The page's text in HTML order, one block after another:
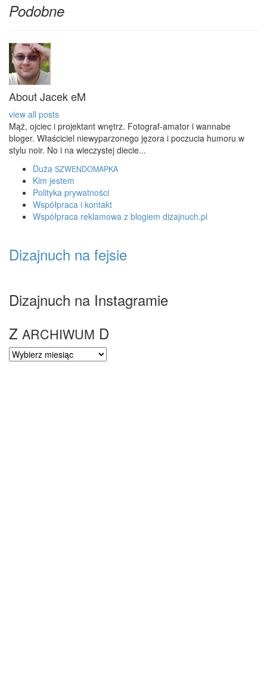
Podobne
About Jacek eM
view all posts
Mąż, ojciec i projektant wnętrz. Fotograf-amator i wannabe
bloger. Właściciel niewyparzonego jęzora i poczucia humoru w
stylu noir. No i na wieczystej diecie...
Duża SZWENDOMAPKA
Kim jestem
Polityka prywatności
Współpraca i kontakt
Współpraca reklamowa z blogiem dizajnuch.pl
Dizajnuch na fejsie
Dizajnuch na Instagramie
Z ARCHIWUM D
Z
ARCHIWUM